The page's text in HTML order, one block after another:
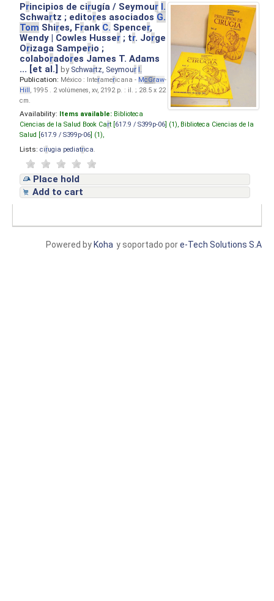
Principios de cirugía / Seymour I.
Schwartz ; editores asociados G.
Tom Shires, Frank C. Spencer,
Wendy | Cowles Husser ; tr. Jorge
Orizaga Samperio ;
colaboradores James T. Adams
... [et al.]by Schwartz, Seymour I.
Publication: México : Interamericana - McGraw-
Hill, 1995 . 2 volúmenes, xv, 2192 p. : il. ; 28.5 x 22
cm.
Availability: Items available: Biblioteca
Ciencias de la Salud Book Cart [ 617.9 / S399p-06 ] (1), Biblioteca Ciencias de la
Salud [ 617.9 / S399p-06 ] (1),
Lists: cirugia pediatrica
Place hold
Add to cart
y soportado pore-Tech Solutions S.A
Powered by Koha